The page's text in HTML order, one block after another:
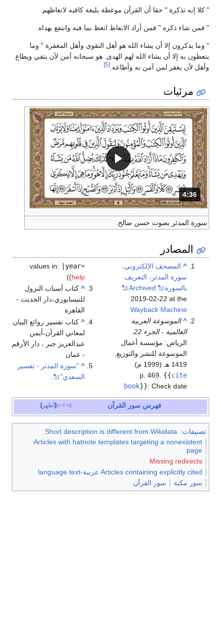
" كلا إنه تذكرة " حقا أن القرآن موعظة بليغة كافيه لاتعاظهم.
" فمن شاء ذكره " فمن أراد الاتعاظ اتعظ بما فيه وانتفع بهداه.
" وما يذكرون إلا أن يشاء الله هو أهل التقوى وأهل المغفرة " وما
يتعظون به إلا أن يشاء الله لهم الهدى. هو سبحانه آمن لأن يتقي ويطاع
وأهل لأن يغفر لمن آمن به وأطاعه. [5]
مرئيات
المدة: دقائق و 36 ثواني.
4:36
سورة المدثر بصوت حسن صالح.
المصادر
^ المصحف الإلكتروني،
سورة المدثر، التعريف
بالسورة
Archived
2019-02-22 at the
Wayback Machine
^ الموسوعة العربية
العالمية - الجزء 22
.
الرياض: مؤسسة أعمال
الموسوعة للنشر والتوزيع.
1419 هـ (1999 م).
p. 469. {{cite
book}}:Check date
values in:
|year=
(help
)
^ كتاب أسباب النزول
للنيسابوري،دار الحديث -
القاهرة
^ كتاب تفسير روائع البيان
لمعاني القرآن،أيمن
عبدالعزيز جبر ، دار الأرقم
- عمان
^ "سورة المدثر - تفسير
السعدي"
أظهر v t e فهرس سور القرآن
تصنيفات:
Short description is different from Wikidata
Articles with hatnote templates targeting a nonexistent
page
Missing redirects
Articles containing explicitly cited عربية-language text
سور مكية
سور القرآن